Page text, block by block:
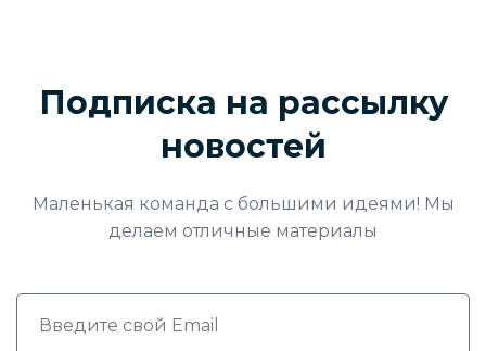
Подписка на рассылку
новостей
Маленькая команда с большими идеями! Мы
делаем отличные материалы